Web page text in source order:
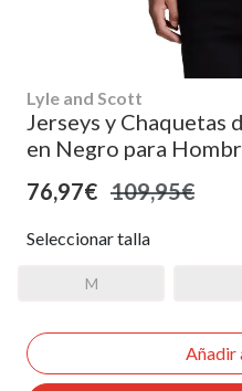
Lyle and Scott
Jerseys y Chaquetas
en Negro para
76,97€ 109,95€
Seleccionar talla
M